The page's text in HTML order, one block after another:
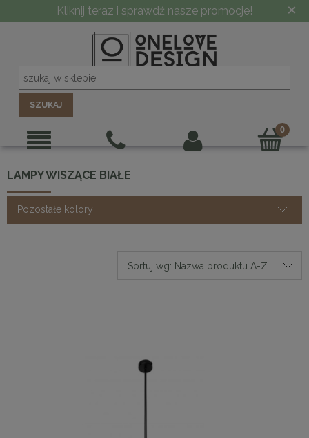
Kliknij teraz i sprawdź nasze promocje! ×
SZUKAJ
LAMPY WISZĄCE BIAŁE
Pozostałe kolory
Sortuj wg: Nazwa produktu A-Z